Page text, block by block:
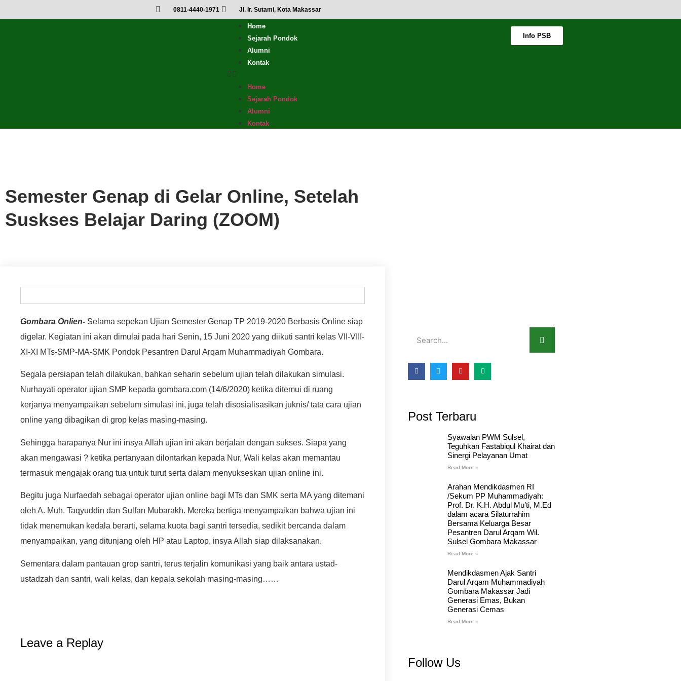
0811-4440-1971 Jl. Ir. Sutami, Kota Makassar
Home
Sejarah Pondok
Alumni
Kontak
Home
Sejarah Pondok
Alumni
Kontak
Info PSB
Semester Genap di Gelar Online, Setelah
Suskses Belajar Daring (ZOOM)
Gombara Onlien- Selama sepekan Ujian Semester Genap TP 2019-2020 Berbasis Online siap
digelar. Kegiatan ini akan dimulai pada hari Senin, 15 Juni 2020 yang diikuti santri kelas VII-VIII-
XI-XI MTs-SMP-MA-SMK Pondok Pesantren Darul Arqam Muhammadiyah Gombara.
Segala persiapan telah dilakukan, bahkan seharin sebelum ujian telah dilakukan simulasi.
Nurhayati operator ujian SMP kepada gombara.com (14/6/2020) ketika ditemui di ruang
kerjanya menyampaikan sebelum simulasi ini, juga telah disosialisasikan juknis/ tata cara ujian
online yang dibagikan di grop kelas masing-masing.
Sehingga harapanya Nur ini insya Allah ujian ini akan berjalan dengan sukses. Siapa yang
akan mengawasi ? ketika pertanyaan dilontarkan kepada Nur, Wali kelas akan memantau
termasuk mengajak orang tua untuk turut serta dalam menyukseskan ujian online ini.
Begitu juga Nurfaedah sebagai operator ujian online bagi MTs dan SMK serta MA yang ditemani
oleh A. Muh. Taqyuddin dan Sulfan Mubarakh. Mereka bertiga menyampaikan bahwa ujian ini
tidak menemukan kedala berarti, selama kuota bagi santri tersedia, sedikit bercanda dalam
menyampaikan, yang ditunjang oleh HP atau Laptop, insya Allah siap dilaksanakan.
Sementara dalam pantauan grop santri, terus terjalin komunikasi yang baik antara ustad-
ustadzah dan santri, wali kelas, dan kepala sekolah masing-masing……
Leave a Replay
Post Terbaru
Syawalan PWM Sulsel,
Teguhkan Fastabiqul Khairat dan
Sinergi Pelayanan Umat
Read More »
Arahan Mendikdasmen RI
/Sekum PP Muhammadiyah:
Prof. Dr. K.H. Abdul Mu’ti, M.Ed
dalam acara Silaturrahim
Bersama Keluarga Besar
Pesantren Darul Arqam Wil.
Sulsel Gombara Makassar
Read More »
Mendikdasmen Ajak Santri
Darul Arqam Muhammadiyah
Gombara Makassar Jadi
Generasi Emas, Bukan
Generasi Cemas
Read More »
Follow Us